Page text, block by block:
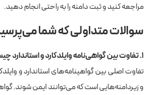
مراجعه کنید و ثبت دامنه را به راحتی انجام دهید.
سوالات متداولی که شما
۱. تفاوت بین گواهی‌نامه وایلدکارد و استاندارد چیست؟
تفاوت اصلی بین گواهینامه‌های استاندارد و
و زیر‌دامنه‌هایی است که می‌توانند ایمن شوند.